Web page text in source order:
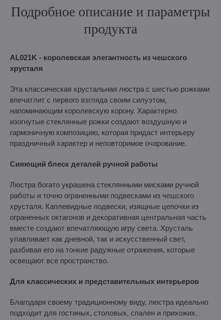
Подробное описание и параметры
продукта
AL021K - королевская элегантность из чешского
хрусталя
Эта классическая хрустальная люстра с шестью рожками
впечатлит с первого взгляда своим силуэтом,
напоминающим королевскую корону. Характерно
изогнутые стеклянные рожки создают воздушную и
гармоничную композицию, которая придаст интерьеру
праздничный характер и неповторимое очарование.
Сияющий блеск деталей ручной работы
Люстра богато украшена стеклянными мисками ручной
работы и точно ограненными подвесками из чешского
хрусталя. Каплевидные подвески, изящные цепочки из
ограненных октагонов и декоративная центральная часть
вместе создают впечатляющую игру света. Хрусталь
улавливает как дневной, так и искусственный свет,
разбивая его на тонкие радужные отражения, которые
освещают все пространство.
Для классических и представительных интерьеров
Благодаря своему традиционному виду, люстра идеально
подходит для гостиных, столовых, спален и прихожих.